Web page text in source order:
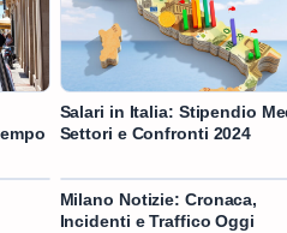
Salari in Italia: Stipendio
Settori e Confronti 2024
Milano Notizie: Cronaca,
Incidenti e Traffico Oggi